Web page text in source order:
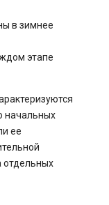
в зимнее
этапе
начальных
ее
отдельных